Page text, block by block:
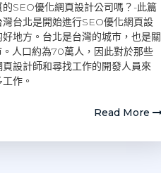
SEO優化網頁設計公司嗎？-此篇
台北是開始進行SEO優化網頁設
地方。台北是台灣的城市，也是關
。人口約為70萬人，因此對於那些
設計師和尋找工作的開發人員來
作。
Read More